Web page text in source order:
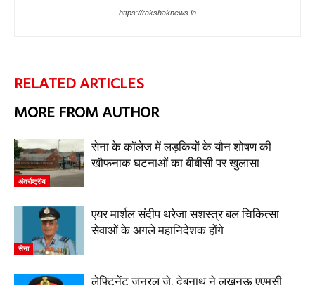
https://rakshaknews.in
RELATED ARTICLES
MORE FROM AUTHOR
अंतर्राष्ट्रीय
सेना के कॉलेज में लड़कियों के यौन शोषण की
खौफनाक घटनाओं का बीबीसी पर खुलासा
सेना
एयर मार्शल संदीप थरेजा सशस्त्र बल चिकित्सा
सेवाओं के अगले महानिदेशक होंगे
लेफ्टिनेंट जनरल जे. देबनाथ ने लखनऊ एएमसी